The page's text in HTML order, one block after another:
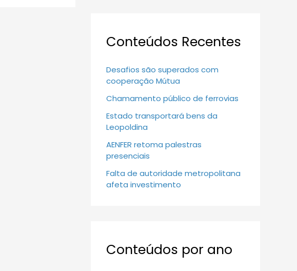
Conteúdos Recentes
Desafios são superados com
cooperação Mútua
Chamamento público de ferrovias
Estado transportará bens da
Leopoldina
AENFER retoma palestras
presenciais
Falta de autoridade metropolitana
afeta investimento
Conteúdos por ano